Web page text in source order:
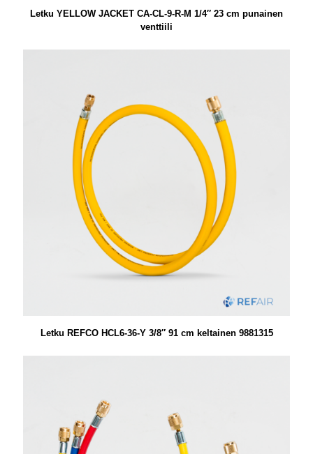
Letku YELLOW JACKET CA-CL-9-R-M 1/4″ 23 cm punainen
venttiili
Letku REFCO HCL6-36-Y 3/8″ 91 cm keltainen 9881315